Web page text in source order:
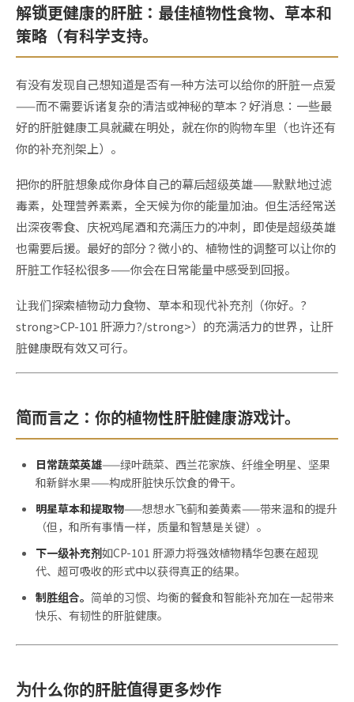
解锁更健康的肝脏：最佳植物性食物、草本和
策略（有科学支持。
有没有发现自己想知道是否有一种方法可以给你的肝脏一点爱
——而不需要诉诸复杂的清洁或神秘的草本？好消息：一些最
好的肝脏健康工具就藏在明处，就在你的购物车里（也许还有
你的补充剂架上）。
把你的肝脏想象成你身体自己的幕后超级英雄——默默地过滤
毒素，处理营养素素，全天候为你的能量加油。但生活经常送
出深夜零食、庆祝鸡尾酒和充满压力的冲刺，即使是超级英雄
也需要后援。最好的部分？微小的、植物性的调整可以让你的
肝脏工作轻松很多——你会在日常能量中感受到回报。
让我们探索植物动力食物、草本和现代补充剂（你好。?
strong>CP-101 肝源力?/strong>）的充满活力的世界，让肝
脏健康既有效又可行。
简而言之：你的植物性肝脏健康游戏计。
日常蔬菜英雄——绿叶蔬菜、西兰花家族、纤维全明星、坚果
和新鲜水果——构成肝脏快乐饮食的骨干。
明星草本和提取物——想想水飞蓟和姜黄素——带来温和的提升
（但，和所有事情一样，质量和智慧是关键）。
下一级补充剂如CP-101 肝源力将强效植物精华包裹在超现
代、超可吸收的形式中以获得真正的结果。
制胜组合。 简单的习惯、均衡的餐食和智能补充加在一起带来
快乐、有韧性的肝脏健康。
为什么你的肝脏值得更多炒作